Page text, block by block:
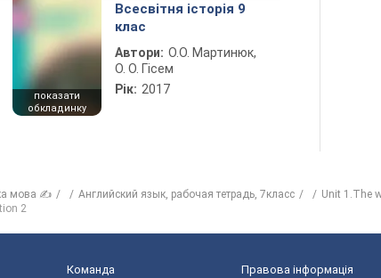
показати
обкладинку
Всесвітня історія 9
клас
Автори: О.О. Мартинюк,
О. О. Гісем
Рік: 2017
мова ✍ Английский язык, рабочая тетрадь, 7класс
Unit 1.The
2
Команда Правова інформація